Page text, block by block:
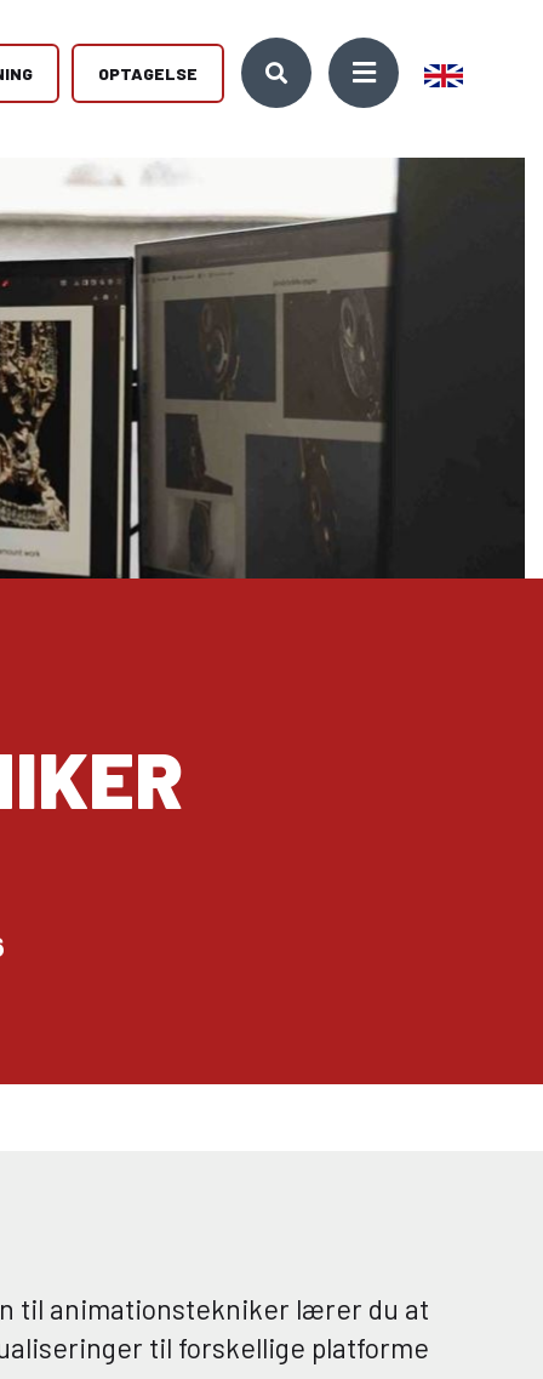
10. KLASSE
Kickstart din ungdomsuddannelse med et lærerigt år i
10. klasse. Vi udbyder både almen 10. klasse og den
erhvervsrettede EUD10.
10KCD og EUD10
Hos Viden Djurs tilbyder vi en bred vifte af voksen- og
efteruddannelse, der udvikler og styrker dine
kompetencer.
OPTAGELSE
det
Mød os til
Kontakt
Se vores kontaktoplysninger og
få et overblik over vores mange
forskellige adresser på
Djursland.
Elevfortællinger
Djurs. I
til animationstekniker lærer du at
til forskellige platforme